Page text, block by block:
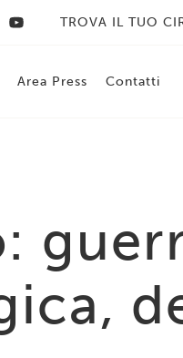
TROVA IL TUO
Area Press Contatti